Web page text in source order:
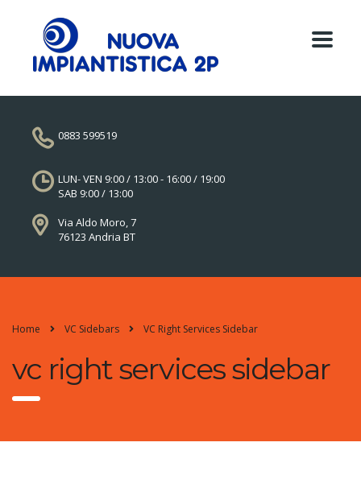
0883 599519
LUN- VEN 9:00 / 13:00 - 16:00 / 19:00
SAB 9:00 / 13:00
Via Aldo Moro, 7
76123 Andria BT
Home VC Sidebars VC Right Services Sidebar
vc right services sidebar